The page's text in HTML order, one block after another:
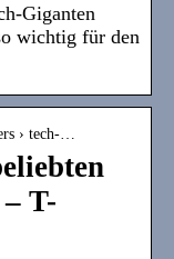
Giganten
wichtig für den
› tech-…
T-